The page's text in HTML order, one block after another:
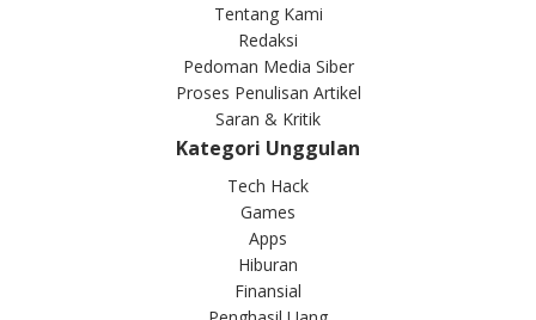
Tentang Kami
Redaksi
Pedoman Media Siber
Proses Penulisan Artikel
Saran & Kritik
Kategori Unggulan
Tech Hack
Games
Apps
Hiburan
Finansial